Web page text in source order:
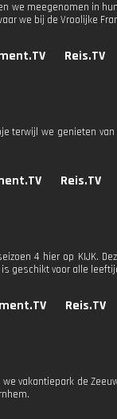
we meegenomen in
we bij de Vroolijke
Reis.TV
terwijl we genieten
Reis.TV
4 hier op KIJK.
geschikt voor alle
Reis.TV
vakantiepark de